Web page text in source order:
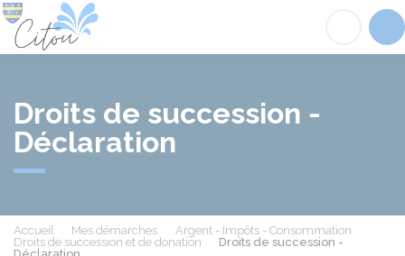
Droits de succession -
Déclaration
Accueil Mes démarches
Argent - Impôts - Consommation
Droits de succession et de donation
Droits de succession -